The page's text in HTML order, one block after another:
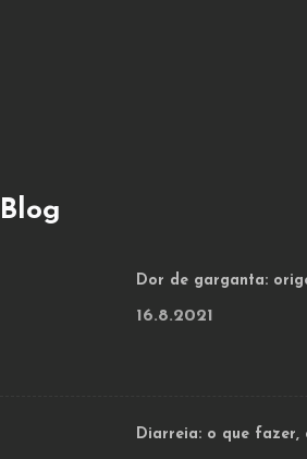
Blog
Dor de garganta:
16.8.2021
Diarreia: o que fazer,